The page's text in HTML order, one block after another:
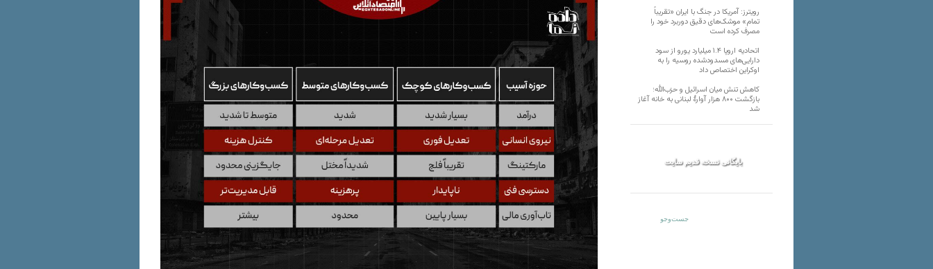
رویترز: آمریکا در جنگ با ایران «تقریباً
تمام» موشک‌های دقیق دوربرد خود را
مصرف کرده است
اتحادیه اروپا ۱.۴ میلیارد یورو از سود
دارایی‌های مسدودشده روسیه را به
اوکراین ‏اختصاص داد
کاهش تنش میان اسرائیل و حزب‌الله؛
بازگشت ۸۰۰ هزار آوارۀ لبنانی به خانه‌ آغاز
شد
بایگانی نسخه قدیم سایت